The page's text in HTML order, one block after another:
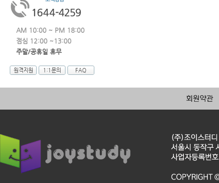
AM 10:00 ~ PM 18:00
점심 12:00 ~13:00
주말/공휴일 휴무
원격지원 1:1문의 FAQ